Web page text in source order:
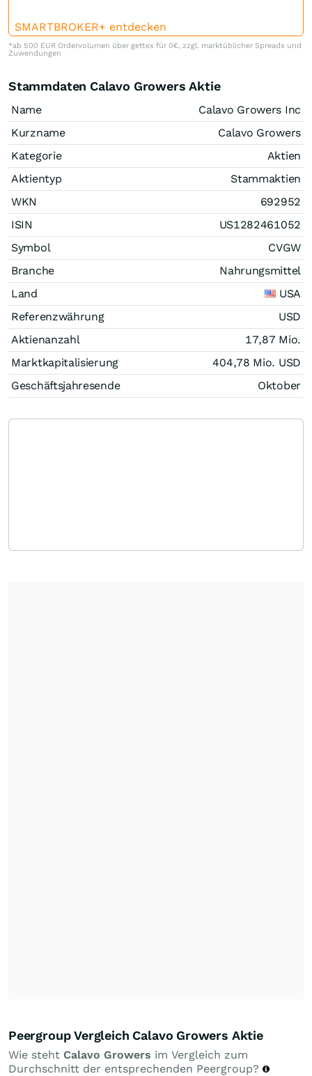
SMARTBROKER+ entdecken
*ab 500 EUR Ordervolumen über gettex für 0€, zzgl. marktüblicher Spreads und
Zuwendungen
Stammdaten Calavo Growers Aktie
Name
Calavo Growers Inc
Kurzname
Calavo Growers
Kategorie
Aktien
Aktientyp
Stammaktien
WKN
692952
ISIN
US1282461052
Symbol
CVGW
Branche
Nahrungsmittel
Land
USA
Referenzwährung
USD
Aktienanzahl
17,87 Mio.
Marktkapitalisierung
404,78 Mio. USD
Geschäftsjahresende
Oktober
Peergroup Vergleich Calavo Growers Aktie
Wie steht Calavo Growers im Vergleich zum
Durchschnitt der entsprechenden Peergroup?